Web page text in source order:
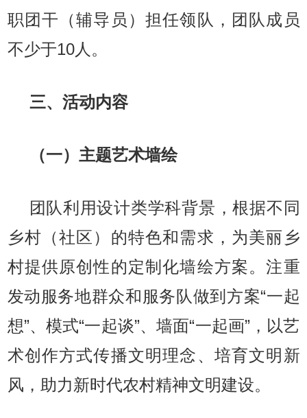
职团干（辅导员）担任领队，团队成员
不少于10人。
三、活动内容
（一）主题艺术墙绘
团队利用设计类学科背景，根据不同
乡村（社区）的特色和需求，为美丽乡
村提供原创性的定制化墙绘方案。注重
发动服务地群众和服务队做到方案“一起
想”、模式“一起谈”、墙面“一起画”，以艺
术创作方式传播文明理念、培育文明新
风，助力新时代农村精神文明建设。